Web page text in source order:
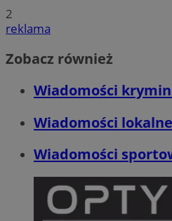
2
reklama
Zobacz również
Wiadomości
Wiadomości lokalne
Wiadomości